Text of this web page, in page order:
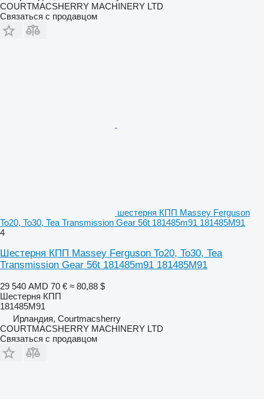
COURTMACSHERRY MACHINERY LTD
Связаться с продавцом
шестерня КПП Massey Ferguson
To20, To30, Tea Transmission Gear 56t 181485m91 181485M91
4
Шестерня КПП Massey Ferguson To20, To30, Tea
Transmission Gear 56t 181485m91 181485M91
29 540 AMD 70 € ≈ 80,88 $
Шестерня КПП
181485M91
Ирландия, Courtmacsherry
COURTMACSHERRY MACHINERY LTD
Связаться с продавцом